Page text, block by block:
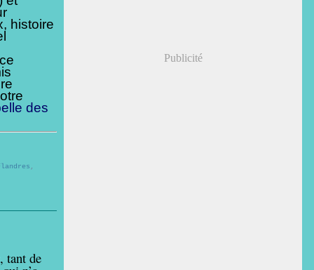
histoire
des
,
tant de
Publicité